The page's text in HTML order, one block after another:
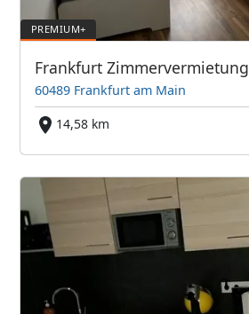
Frankfurt Zimmervermietung
60489 Frankfurt am Main
14,58 km